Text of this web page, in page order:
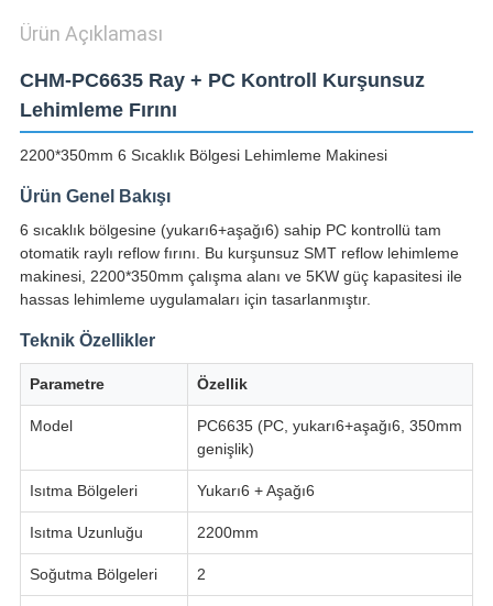
Ürün Açıklaması
CHM-PC6635 Ray + PC Kontroll Kurşunsuz
Lehimleme Fırını
2200*350mm 6 Sıcaklık Bölgesi Lehimleme Makinesi
Ürün Genel Bakışı
6 sıcaklık bölgesine (yukarı6+aşağı6) sahip PC kontrollü tam
otomatik raylı reflow fırını. Bu kurşunsuz SMT reflow lehimleme
makinesi, 2200*350mm çalışma alanı ve 5KW güç kapasitesi ile
hassas lehimleme uygulamaları için tasarlanmıştır.
Teknik Özellikler
Parametre Özellik
Model
PC6635 (PC, yukarı6+aşağı6, 350mm
genişlik)
Isıtma Bölgeleri Yukarı6 + Aşağı6
Isıtma Uzunluğu 2200mm
Soğutma Bölgeleri 2